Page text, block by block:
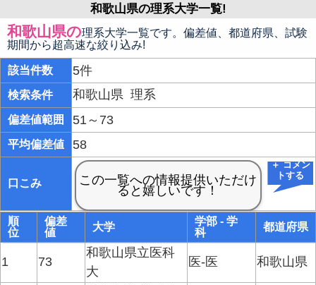
和歌山県の理系大学一覧!
和歌山県の理系大学一覧です。偏差値、都道府県、試験
期間から超高速な絞り込み!
該当件数 5件
検索条件 和歌山県 理系
偏差値範囲 51～73
平均偏差値 58
口こみ
＋ コメン
トする
順
位
偏差
値
大学
学部 - 学
科
都道府県
1 73
和歌山県立医科
大
医-医 和歌山県